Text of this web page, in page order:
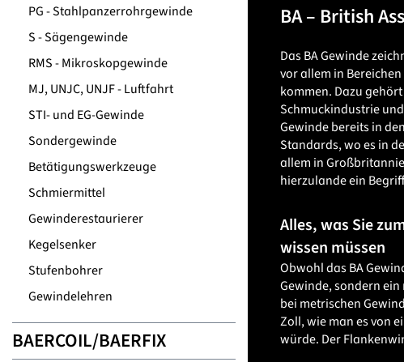
PG - Stahlpanzerrohrgewinde
S - Sägengewinde
RMS - Mikroskopgewinde
MJ, UNJC, UNJF - Luftfahrt
STI- und EG-Gewinde
Sondergewinde
Betätigungswerkzeuge
Schmiermittel
Gewinderestaurierer
Kegelsenker
Stufenbohrer
Gewindelehren
BAERCOIL/BAERFIX
BA – British
Das BA Gewinde
vor allem in
kommen. Dazu
Schmuckindustrie
Gewinde bereits in
Standards, wo es in
allem in
hierzulande ein
Alles, was Sie
wissen müssen
Obwohl das BA
Gewinde, sondern
bei metrischen
Zoll, wie man es von
würde. Der